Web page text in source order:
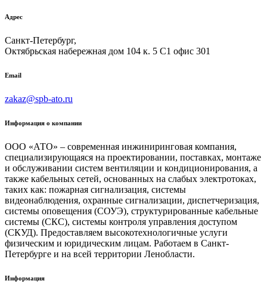
Адрес
Санкт-Петербург,
Октябрьская набережная дом 104 к. 5 С1 офис 301
Email
zakaz@spb-ato.ru
Информация о компании
ООО «АТО» – современная инжиниринговая компания,
специализирующаяся на проектировании, поставках, монтаже
и обслуживании систем вентиляции и кондиционирования, а
также кабельных сетей, основанных на слабых электротоках,
таких как: пожарная сигнализация, системы
видеонаблюдения, охранные сигнализации, диспетчеризация,
системы оповещения (СОУЭ), структурированные кабельные
системы (СКС), системы контроля управления доступом
(СКУД). Предоставляем высокотехнологичные услуги
физическим и юридическим лицам. Работаем в Санкт-
Петербурге и на всей территории Ленобласти.
Информация